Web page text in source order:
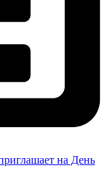
на День